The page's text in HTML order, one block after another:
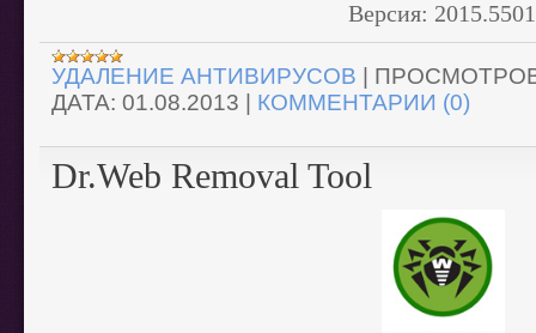
Версия: 2015.5501
УДАЛЕНИЕ АНТИВИРУСОВ |
ДАТА: 01.08.2013 | КОММЕНТАРИИ (0)
Dr.Web Removal Tool